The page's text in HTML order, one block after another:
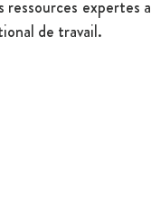
expertes
de travail.